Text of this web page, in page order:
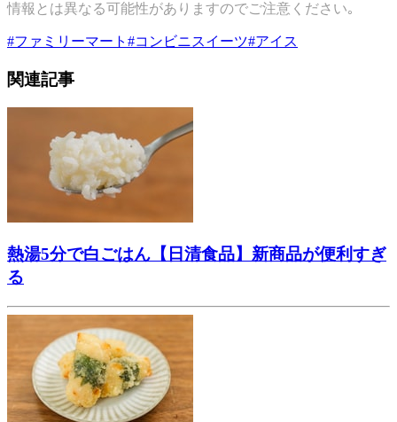
情報とは異なる可能性がありますのでご注意ください｡
#ファミリーマート #コンビニスイーツ#アイス
関連記事
熱湯5分で白ごはん【日清食品】新商品が便利すぎ
る